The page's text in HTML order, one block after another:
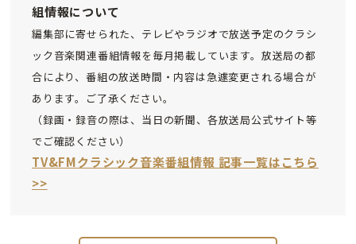
組情報について
編集部に寄せられた、テレビやラジオで放送予定のクラシ
ック音楽関連番組情報を毎月掲載しています。放送局の都
合により、番組の放送時間・内容は急遽変更される場合が
あります。ご了承ください。
（録画・録音の際は、当日の新聞、各放送局公式サイト等
でご確認ください）
TV&FMクラシック音楽番組情報 記事一覧はこちら
>>